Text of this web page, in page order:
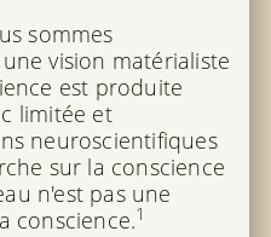
sommes
vision matérialiste
est produite
limitée et
neuroscientifiques
sur la conscience
n'est pas une
conscience.1